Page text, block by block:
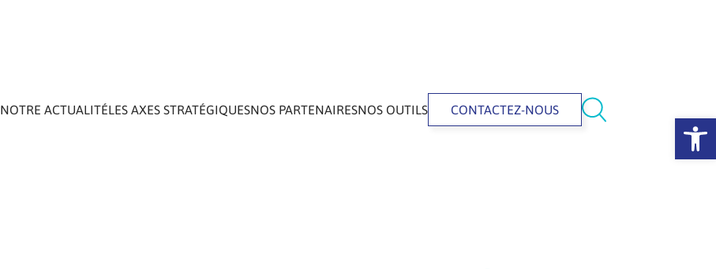
Ouvrir
NOTRE ACTUALITÉLES AXES STRATÉGIQUESNOS PARTENAIRESNOS OUTILS CONTACTEZ-NOUS